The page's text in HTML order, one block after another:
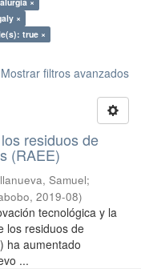
×
true ×
Mostrar filtros avanzados
residuos de
(RAEE)
Samuel;
, 2019-08)
tecnológica y la
los residuos de
ha aumentado
...